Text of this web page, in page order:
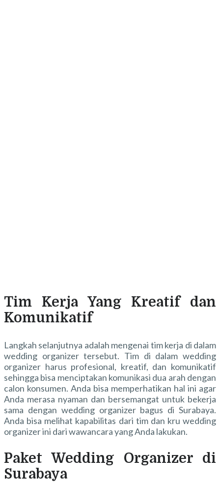
Tim Kerja Yang Kreatif dan
Komunikatif
Langkah selanjutnya adalah mengenai tim kerja di dalam
wedding organizer tersebut. Tim di dalam wedding
organizer harus profesional, kreatif, dan komunikatif
sehingga bisa menciptakan komunikasi dua arah dengan
calon konsumen. Anda bisa memperhatikan hal ini agar
Anda merasa nyaman dan bersemangat untuk bekerja
sama dengan wedding organizer bagus di Surabaya.
Anda bisa melihat kapabilitas dari tim dan kru wedding
organizer ini dari wawancara yang Anda lakukan.
Paket Wedding Organizer di
Surabaya